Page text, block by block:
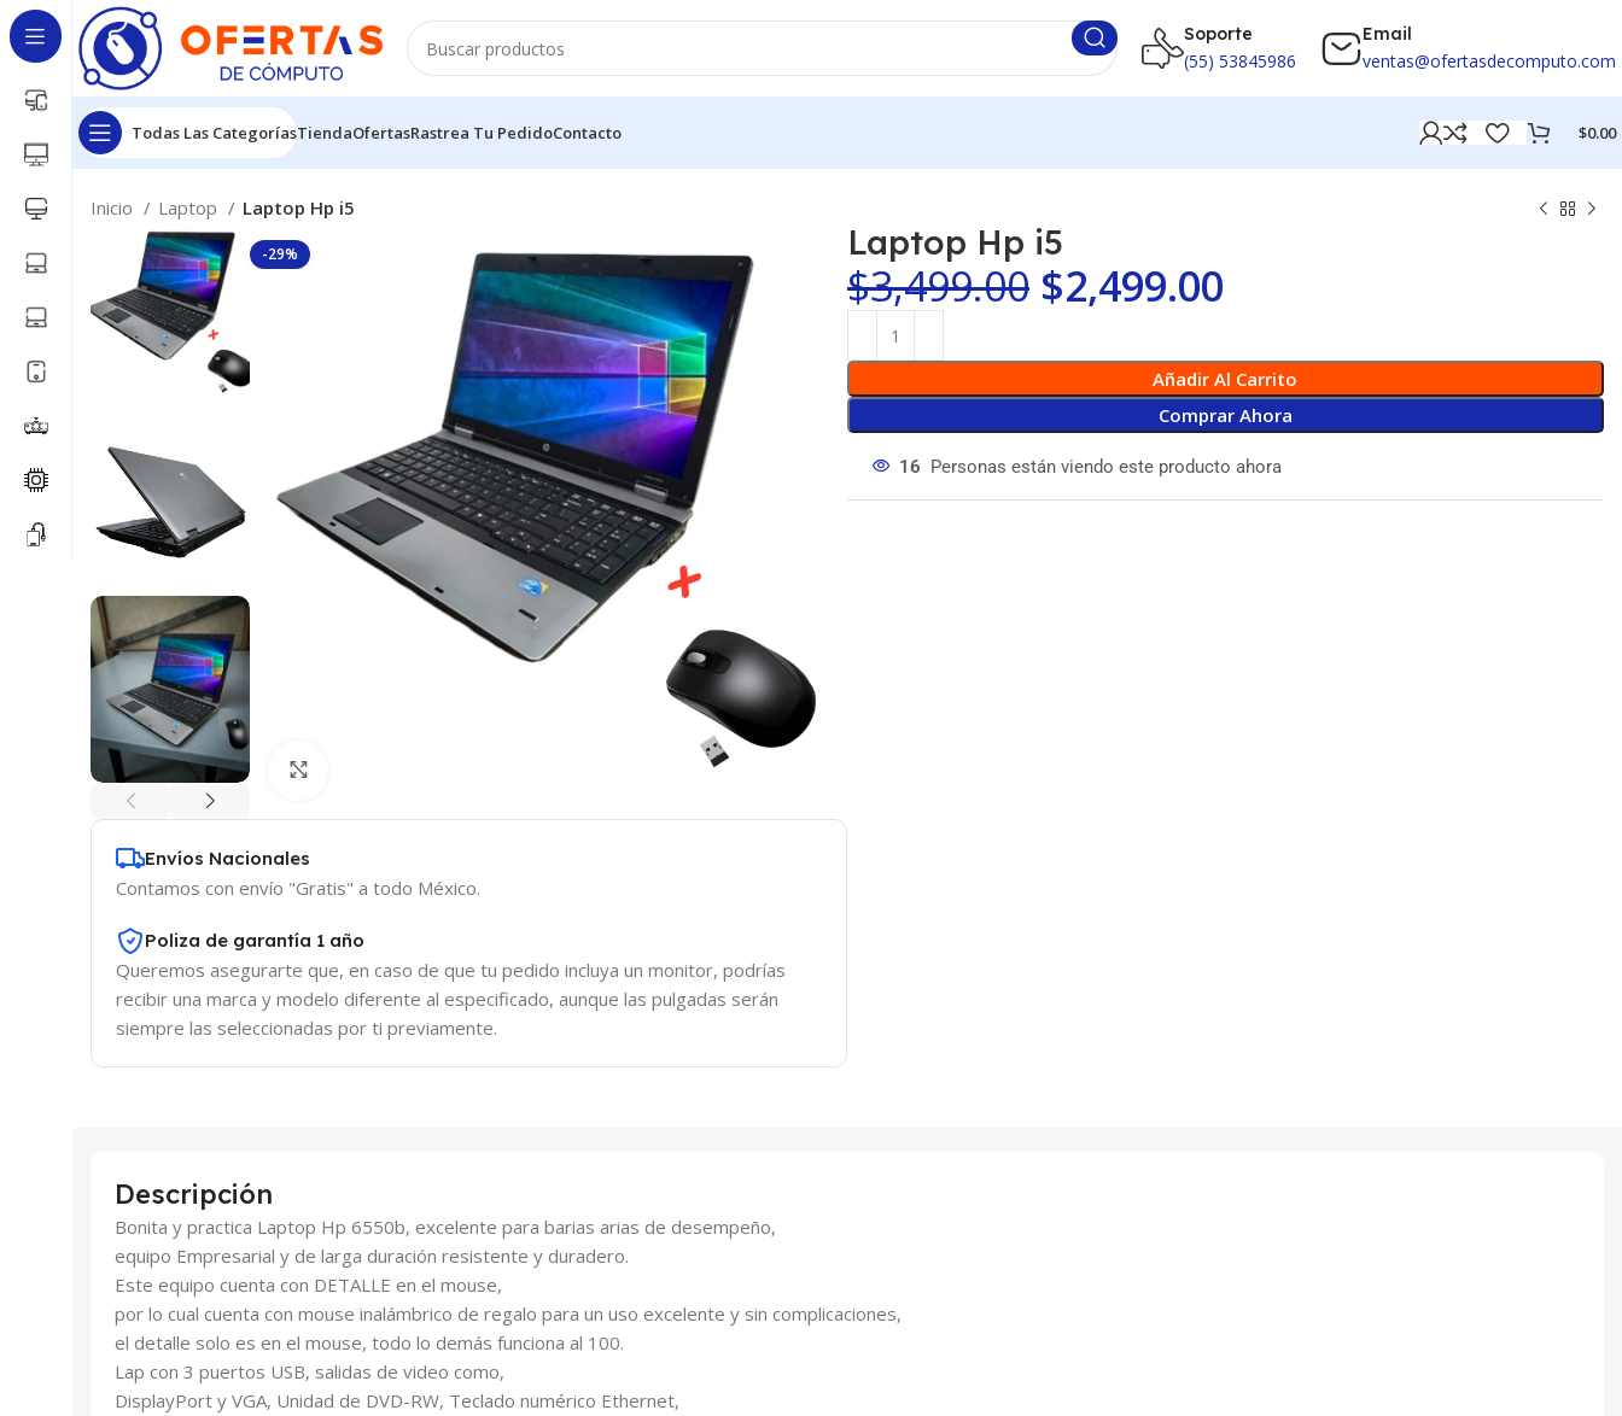
Soporte
(55) 53845986
Email
ventas@ofertasdecomputo.com
Todas Las CategoríasTiendaOfertasRastrea Tu PedidoContacto $0.00
Inicio Laptop Laptop Hp i5
-29%
Envíos Nacionales
Contamos con envío "Gratis" a todo México.
Poliza de garantía 1 año
Queremos asegurarte que, en caso de que tu pedido incluya un monitor, podrías
recibir una marca y modelo diferente al especificado, aunque las pulgadas serán
siempre las seleccionadas por ti previamente.
Laptop Hp i5
$3,499.00 $2,499.00
Añadir Al Carrito
Comprar Ahora
16 Personas están viendo este producto ahora
Descripción
Bonita y practica Laptop Hp 6550b, excelente para barias arias de desempeño,
equipo Empresarial y de larga duración resistente y duradero.
Este equipo cuenta con DETALLE en el mouse,
por lo cual cuenta con mouse inalámbrico de regalo para un uso excelente y sin complicaciones,
el detalle solo es en el mouse, todo lo demás funciona al 100.
Lap con 3 puertos USB, salidas de video como,
DisplayPort y VGA, Unidad de DVD-RW, Teclado numérico Ethernet,